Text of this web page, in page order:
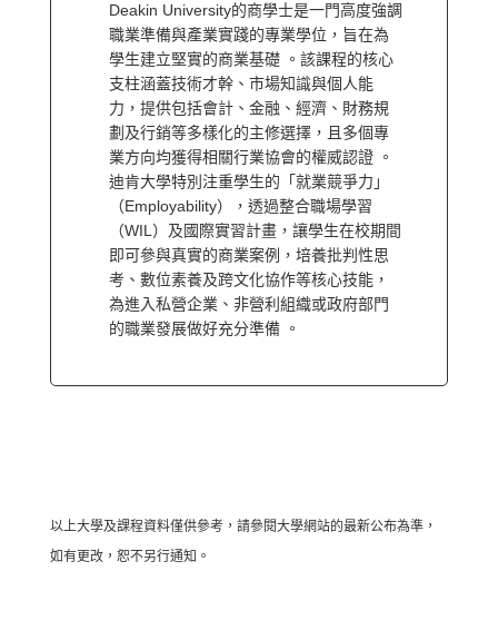
Deakin University的商學士是一門高度強調
職業準備與產業實踐的專業學位，旨在為
學生建立堅實的商業基礎 。該課程的核心
支柱涵蓋技術才幹、市場知識與個人能
力，提供包括會計、金融、經濟、財務規
劃及行銷等多樣化的主修選擇，且多個專
業方向均獲得相關行業協會的權威認證 。
迪肯大學特別注重學生的「就業競爭力」
（Employability），透過整合職場學習
（WIL）及國際實習計畫，讓學生在校期間
即可參與真實的商業案例，培養批判性思
考、數位素養及跨文化協作等核心技能，
為進入私營企業、非營利組織或政府部門
的職業發展做好充分準備 。
以上大學及課程資料僅供參考，請參閱大學網站的最新公布為準，
如有更改，恕不另行通知。